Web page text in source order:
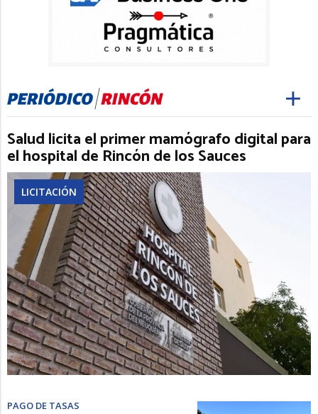
Salud licita el primer mamógrafo digital para
el hospital de Rincón de los Sauces
LICITACIÓN
PAGO DE TASAS